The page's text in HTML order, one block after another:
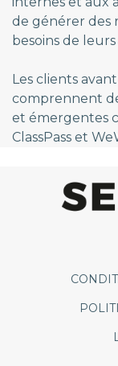
de générer des
besoins de
Les clients
comprennent
et émergentes
ClassPass et